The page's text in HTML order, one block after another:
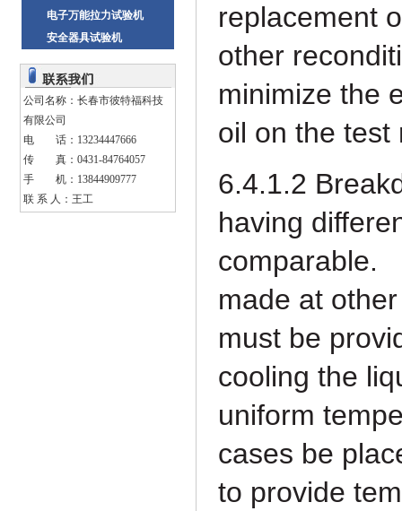
电子万能拉力试验机
安全器具试验机
公司名称：长春市彼特福科技
有限公司
电 话：13234447666
传 真：0431-84764057
手 机：13844909777
联 系 人：王工
replacement
other
minimize the
oil on the test
6.4.1.2
having
comparable.
made at
must be
cooling the
uniform
cases be
to provide